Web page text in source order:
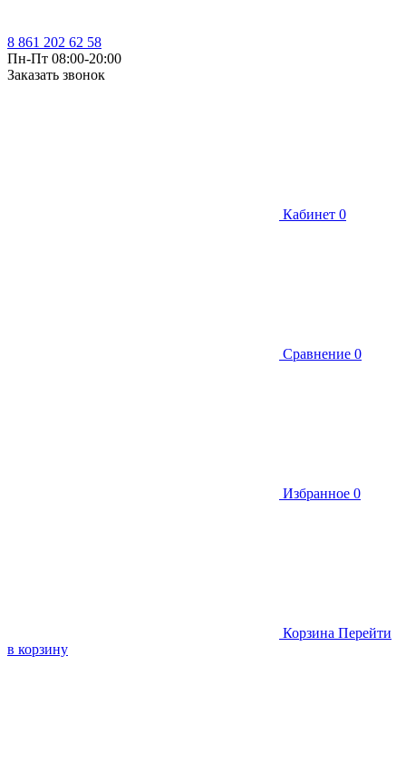
8 861 202 62 58
Пн-Пт 08:00-20:00
Заказать звонок
Кабинет 0
Сравнение 0
Избранное 0
Корзина Перейти
в корзину